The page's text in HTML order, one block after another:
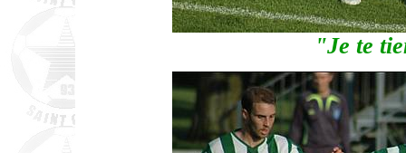
"Je te